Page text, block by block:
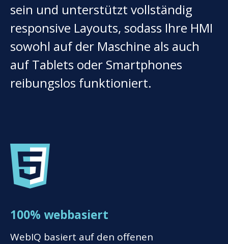
sein und unterstützt vollständig
responsive Layouts, sodass Ihre HMI
sowohl auf der Maschine als auch
auf Tablets oder Smartphones
reibungslos funktioniert.
100% webbasiert
WebIQ basiert auf den offenen